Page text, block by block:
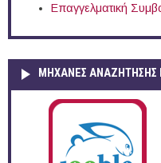
Επαγγελματική
ΜΗΧΑΝΕΣ ΑΝΑΖΗΤΗΣΗΣ